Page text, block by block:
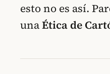
esto no es así.
unaÉtica de